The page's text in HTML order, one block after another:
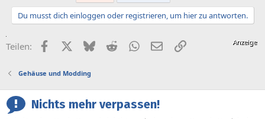
Du musst dich einloggen oder registrieren, um hier zu antworten.
Teilen: FacebookX (Twitter)
BlueskyRedditWhatsApp
E-MailLink
Gehäuse und Modding
Nichts mehr verpassen!